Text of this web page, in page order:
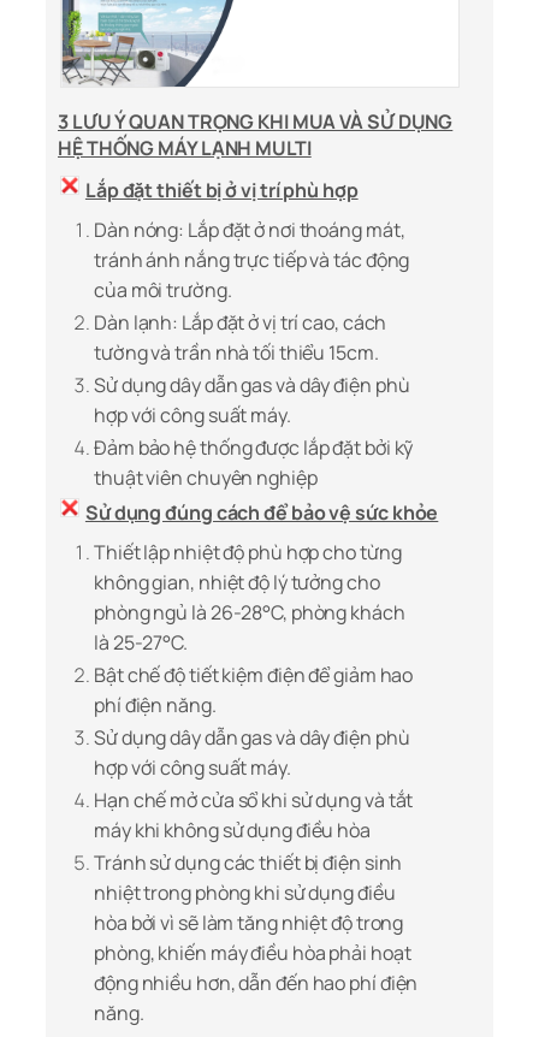
3 LƯU Ý QUAN TRỌNG KHI MUA VÀ SỬ DỤNG
HỆ THỐNG MÁY LẠNH MULTI
Lắp đặt thiết bị ở vị trí phù hợp
Dàn nóng: Lắp đặt ở nơi thoáng mát,
tránh ánh nắng trực tiếp và tác động
của môi trường.
Dàn lạnh: Lắp đặt ở vị trí cao, cách
tường và trần nhà tối thiểu 15cm.
Sử dụng dây dẫn gas và dây điện phù
hợp với công suất máy.
Đảm bảo hệ thống được lắp đặt bởi kỹ
thuật viên chuyên nghiệp
Sử dụng đúng cách để bảo vệ sức khỏe
Thiết lập nhiệt độ phù hợp cho từng
không gian, nhiệt độ lý tưởng cho
phòng ngủ là 26-28°C, phòng khách
là 25-27°C.
Bật chế độ tiết kiệm điện để giảm hao
phí điện năng.
Sử dụng dây dẫn gas và dây điện phù
hợp với công suất máy.
Hạn chế mở cửa sổ khi sử dụng và tắt
máy khi không sử dụng điều hòa
Tránh sử dụng các thiết bị điện sinh
nhiệt trong phòng khi sử dụng điều
hòa bởi vì sẽ làm tăng nhiệt độ trong
phòng, khiến máy điều hòa phải hoạt
động nhiều hơn, dẫn đến hao phí điện
năng.